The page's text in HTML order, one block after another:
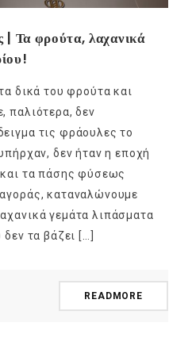
| Τα φρούτα, λαχανικά
δικά του φρούτα και
παλιότερα, δεν
τις φράουλες το
δεν ήταν η εποχή
τα πάσης φύσεως
καταναλώνουμε
γεμάτα λιπάσματα
τα βάζει […]
READMORE